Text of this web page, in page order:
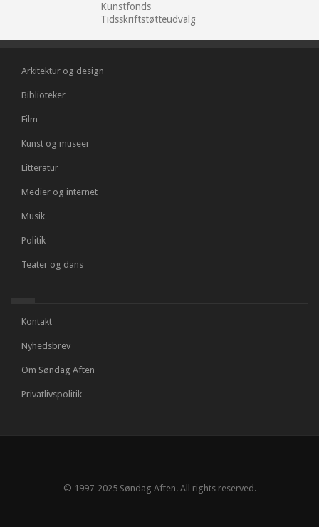
Kunstfonds
Tidsskriftstøtteudvalg
Arkitektur og design
Biblioteker
Film
Kunst og museer
Litteratur
Medier og internet
Musik
Politik
Teater og dans
Kontakt
Nyhedsbrev
Om Søndag Aften
Privatlivspolitik
© 1997-2025 Søndag Aften. All rights reserved.